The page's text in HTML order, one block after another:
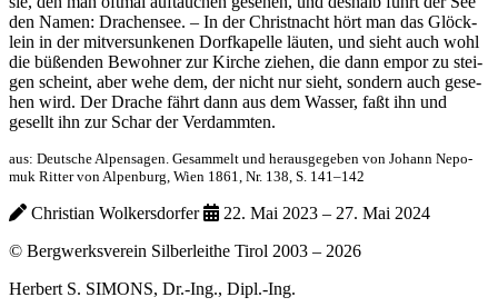
den Namen: Dra­chen­see. – In der Christ­nacht hört man das Glöck­
lein in der mit­ver­sun­ke­nen Dorf­ka­pel­le läu­ten, und sieht auch wohl
die büßen­den Bewoh­ner zur Kir­che zie­hen, die dann empor zu stei­
gen scheint, aber wehe dem, der nicht nur sieht, son­dern auch gese­
hen wird. Der Dra­che fährt dann aus dem Was­ser, faßt ihn und
gesellt ihn zur Schar der Ver­damm­ten.
aus: Deut­sche Alpen­sa­gen. Gesam­melt und her­aus­ge­ge­ben von Johann Nepo­
muk Rit­ter von Alpen­burg, Wien 1861, Nr. 138, S. 141–142
Chris­ti­an Wol­kers­dor­fer
22. Mai 2023 – 27. Mai 2024
© Bergwerksverein Silberleithe Tirol 2003 – 2026
Herbert S. SIMONS, Dr.-Ing., Dipl.-Ing.